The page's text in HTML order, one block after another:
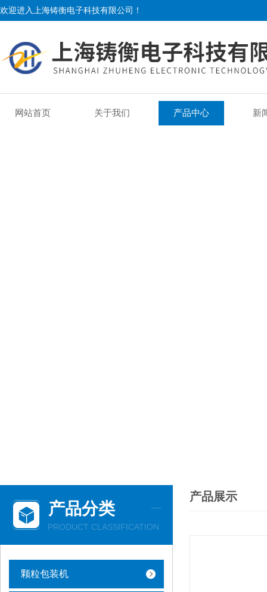
欢迎进入上海铸衡电子科技有限公司！
网站首页 关于我们 产品中心 新
产品分类
PRODUCT CLASSIFICATION
颗粒包装机
产品展示